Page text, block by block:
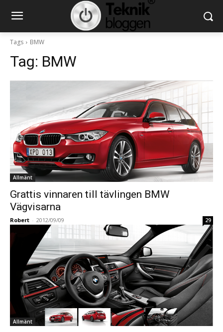
Tags BMW
Tag: BMW
Allmänt
Grattis vinnaren till tävlingen BMW
Vägvisarna
Robert - 2012/09/09 29
Allmänt